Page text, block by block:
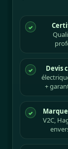
✓
✓ Devis
+
✓
V2C,